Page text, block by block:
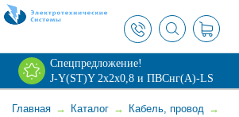
Спецпредложение!
J-Y(ST)Y 2х2х0,8 и ПВСнг(А)-LS
Главная → Каталог → Кабель, провод →